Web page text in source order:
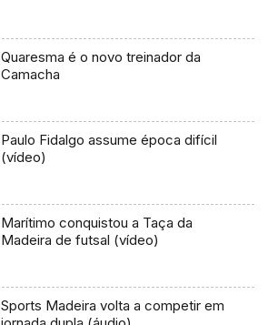
Quaresma é o novo treinador da
Camacha
Paulo Fidalgo assume época difícil
(vídeo)
Marítimo conquistou a Taça da
Madeira de futsal (vídeo)
Sports Madeira volta a competir em